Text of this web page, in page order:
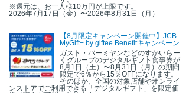
※還元は、お一人様10万円が上限です。
2026年7月17日（金）〜2026年8月31日（月）
【8月限定キャンペーン開催中】JCB
MyGift+ by giftee Benefitキャンペーン
ガスト・バーミヤンなどのすかいらー
くグループのデジタルギフト食事券が
8月1日（土）〜8月31日（月）の期間
限定で6％から15％OFFになります。
そのほか、全国の対象店舗やオンライ
ンストアでご利用できる「デジタルギフト」を限定価